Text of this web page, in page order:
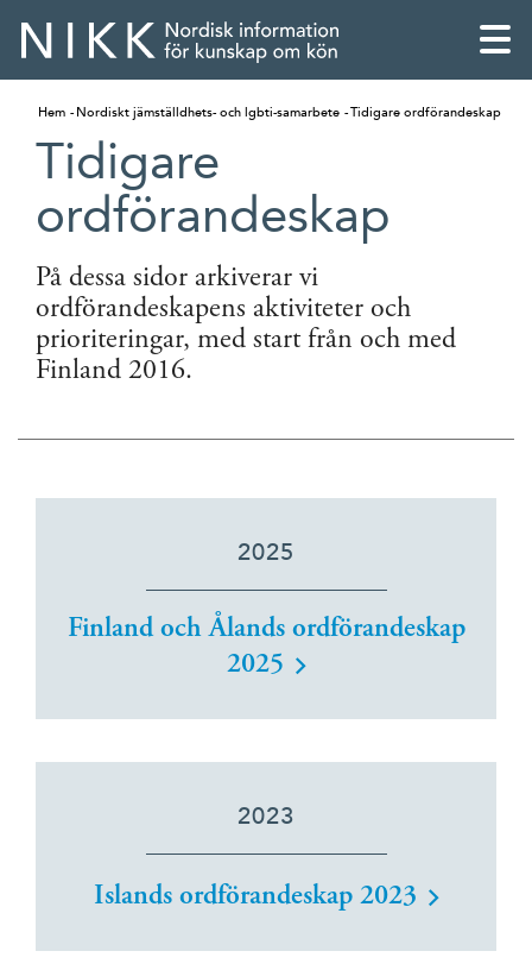
Skandinaviska
Íslenska
Hem Nordiskt jämställdhets- och lgbti-samarbete Tidigare ordförandeskap
Tidigare
ordförandeskap
På dessa sidor arkiverar vi
ordförandeskapens aktiviteter och
prioriteringar, med start från och med
Finland 2016.
2025
Finland och Ålands ordförandeskap
2025
2023
Islands ordförandeskap 2023